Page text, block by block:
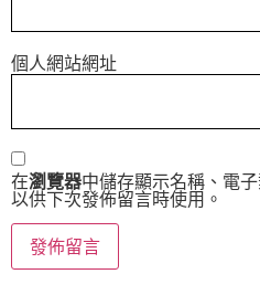
個人網站網址
在瀏覽器中儲存顯示名稱、電
以供下次發佈留言時使用。